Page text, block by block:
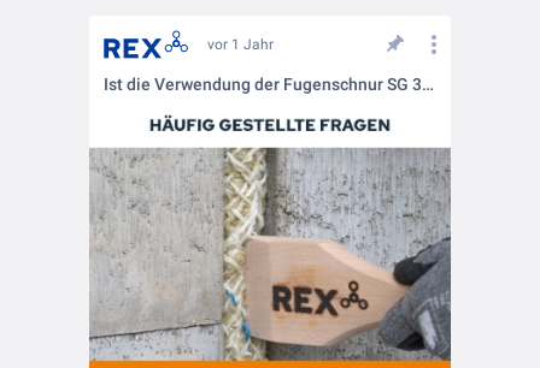
vor 1 Jahr
Ist die Verwendung der Fugenschnur SG 300 im Bereich von Treppen zulässig?